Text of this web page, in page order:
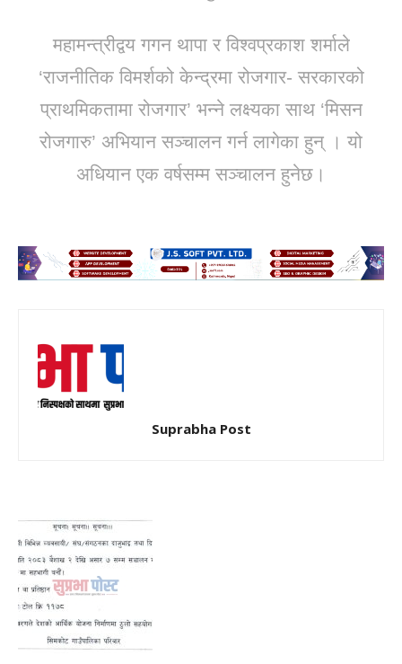
महामन्त्रीद्वय गगन थापा र विश्वप्रकाश शर्माले
‘राजनीतिक विमर्शको केन्द्रमा रोजगार- सरकारको
प्राथमिकतामा रोजगार’ भन्ने लक्ष्यका साथ ‘मिसन
रोजगारु’ अभियान सञ्चालन गर्न लागेका हुन् । यो
अधियान एक वर्षसम्म सञ्चालन हुनेछ।
Suprabha Post